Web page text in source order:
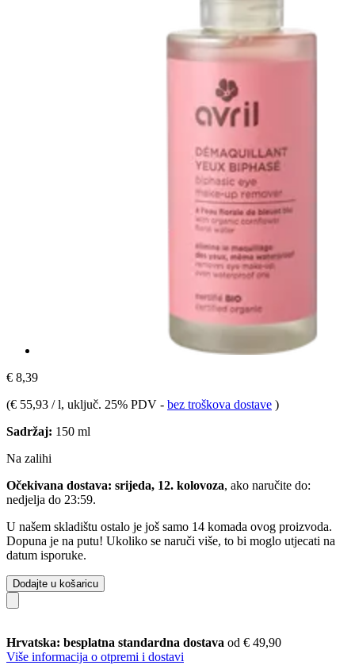
€ 8,39
(€ 55,93 / l, uključ. 25% PDV - bez troškova dostave )
Sadržaj: 150 ml
Na zalihi
Očekivana dostava: srijeda, 12. kolovoza, ako naručite do:
nedjelja do 23:59.
U našem skladištu ostalo je još samo 14 komada ovog proizvoda.
Dopuna je na putu! Ukoliko se naruči više, to bi moglo utjecati na
datum isporuke.
Dodajte u košaricu
Hrvatska: besplatna standardna dostava od € 49,90
Više informacija o otpremi i dostavi